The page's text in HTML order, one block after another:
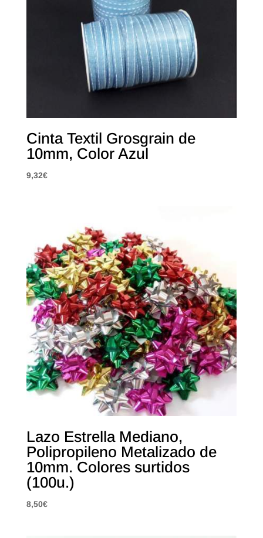
Cinta Textil Grosgrain de
10mm, Color Azul
9,32€
Lazo Estrella Mediano,
Polipropileno Metalizado de
10mm. Colores surtidos
(100u.)
8,50€